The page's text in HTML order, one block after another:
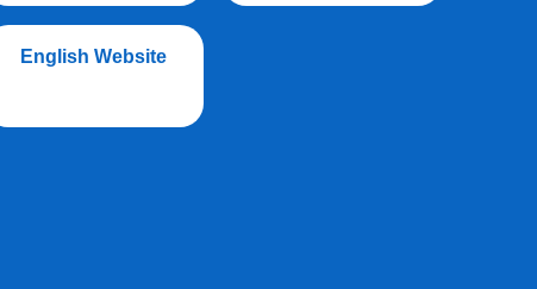
English Website